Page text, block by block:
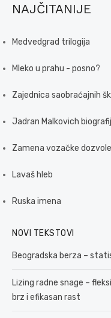
NAJČITANIJE
Medvedgrad trilogija
Mleko u prahu - posno?
Zajednica saobraćajnih
Jadran Malkovich
Zamena vozačke
Lavaš hleb
Ruska imena
NOVI TEKSTOVI
Beogradska berza –
Lizing radne snage –
brz i efikasan rast